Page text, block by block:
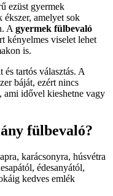
ezüst gyermek
ékszer, amelyet sok
A gyermek fülbevaló
kényelmes viselet lehet
is.
tartós választás. A
báját, ezért nincs
ami idővel kieshetne vagy
fülbevaló?
karácsonyra, húsvétra
édesanyától,
kedves emlék